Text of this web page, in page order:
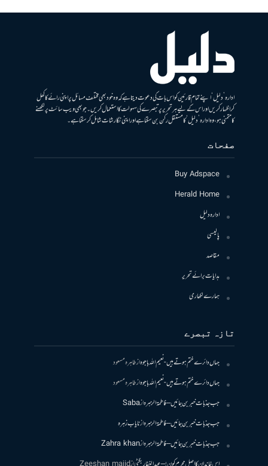
ادارہ ’دلیل‘ اپنے تمام قارئین کو اس بات کی دعوت دیتا ہے کہ وہ خود بھی مختلف مسائل پر اپنی رائے کا کھل
کر اظہار کریں اور اس کے لیے ہر تحریر پر تبصرے کی سہولت کا استعمال کریں۔ جو بھی ویب سائٹ پر لکھنے
کا متمنی ہو، وہ ادارہ ’دلیل‘ کا مستقل رکن بن سکتا ہے اور اپنی نگارشات شامل کرسکتا ہے۔
صفحات
Buy Adspace
Herald Home
ادارہ دلیل
پالیسی
مقاصد
ہدایات برائے تحریر
ہمارے لکھاری
تازہ تبصرے
جہاں دائرے ختم ہوتے ہیں- نعیم اللہ باجوہازطاہرہ مسعود
جہاں دائرے ختم ہوتے ہیں- نعیم اللہ باجوہازطاہرہ مسعود
جب جذبات خبر بن جائیں – فاطمۃالزہرہازSaba
جب جذبات خبر بن جائیں – فاطمۃالزہرہازنایاب زہرہ
جب جذبات خبر بن جائیں – فاطمۃالزہرہازZahra khan